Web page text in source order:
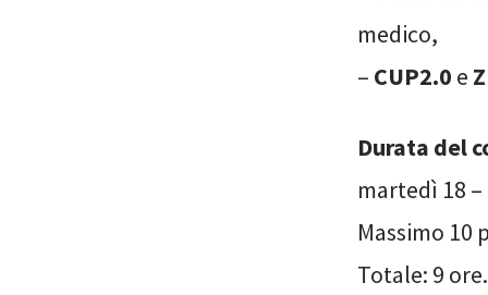
medico,
– CUP2.0 e
Durata del
martedì 18
Massimo 10
Totale: 9